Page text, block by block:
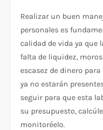
Realizar un buen
personales es
calidad de vida ya que
falta de liquidez,
escasez de dinero
ya no estarán
seguir para que esta
su presupuesto,
monitoréelo.